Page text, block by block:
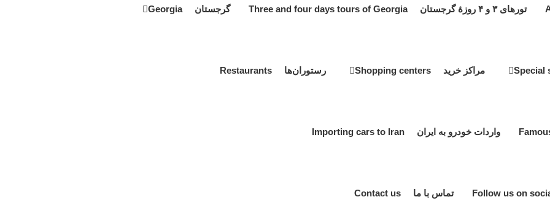
تورهای ۳ و ۴ روزۀ گرجستان Three and four days tours of Georgia گرجستان Georgia
مراکز خرید Shopping centers رستوران‌ها Restaurants
واردات خودرو به ایران Importing cars to Iran
تماس با ما Contact us